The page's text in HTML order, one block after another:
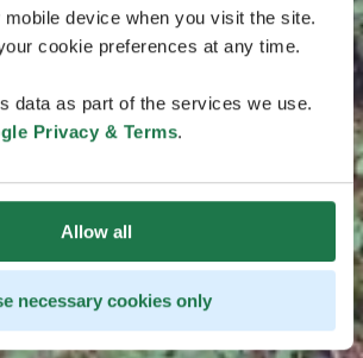
device when you visit the site.
cookie preferences at any time.
data as part of the services we use.
Privacy & Terms.
Allow all
necessary cookies only